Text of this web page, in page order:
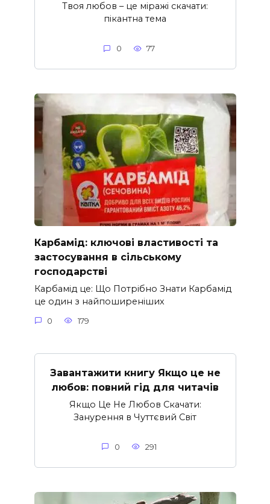
Твоя любов – це міражі скачати:
пікантна тема
0 77
Карбамід: ключові властивості та
застосування в сільському
господарстві
Карбамід це: Що Потрібно Знати Карбамід
це один з найпоширеніших
0 179
Завантажити книгу Якщо це не
любов: повний гід для читачів
Якщо Це Не Любов Скачати:
Занурення в Чуттєвий Світ
0 291